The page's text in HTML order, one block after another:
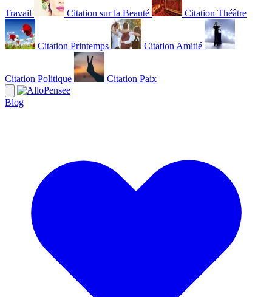
Travail Citation sur la Beauté Citation Théâtre
Citation Printemps Citation Amitié
Citation Politique Citation Paix
Blog